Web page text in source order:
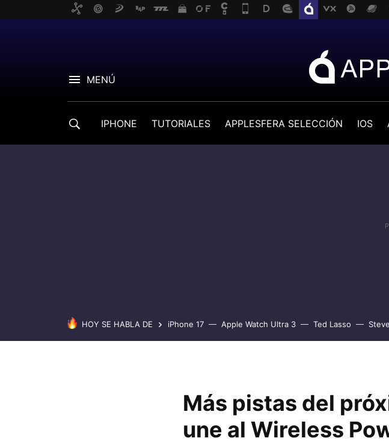
MENÚ
IPHONE TUTORIALES APPLESFERA SELECCIÓN IOS
HOY SE HABLA DE iPhone 17 Apple Watch Ultra 3 Ted Lasso
Más pistas del
une al Wireless